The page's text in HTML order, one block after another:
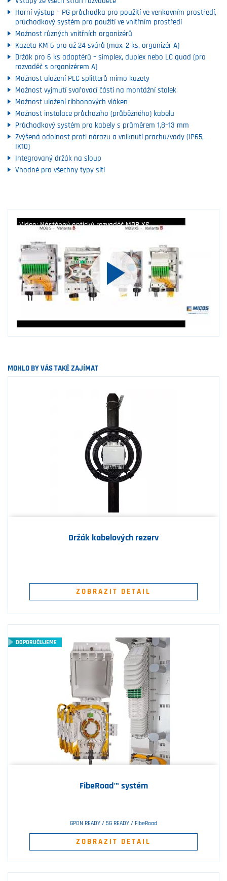
Horní výstup – PG průchodka pro použití ve venkovním prostředí,
průchodkový systém pro použití ve vnitřním prostředí
Možnost různých vnitřních organizérů
Kazeta KM 6 pro až 24 svárů (max. 2 ks, organizér A)
Držák pro 6 ks adaptérů – simplex, duplex nebo LC quad (pro
rozvaděč s organizérem A)
Možnost uložení PLC splitterů mimo kazety
Možnost vyjmutí svařovací části na montážní stolek
Možnost uložení ribbonových vláken
Možnost instalace průchozího (průběžného) kabelu
Průchodkový systém pro kabely s průměrem 1,8–13 mm
Zvýšená odolnost proti nárazu a vniknutí prachu/vody (IP65,
IK10)
Integrovaný držák na sloup
Vhodné pro všechny typy sítí
Video: Nástěnný optický rozvaděč MDB XS
MOHLO BY VÁS TAKÉ ZAJÍMAT
Držák kabelových rezerv
ZOBRAZIT DETAIL
FibeRoad™ systém
GPON READY / 5G READY / FibeRoad
ZOBRAZIT DETAIL
DOPORUČUJEME